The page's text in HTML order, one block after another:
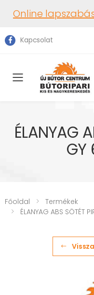
Online
Kapcsolat
Toggle
ÉLANYAG
GY
Főoldal
Termékek
ÉLANYAG ABS SÖTÉT